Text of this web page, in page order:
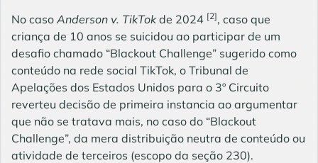
No caso Anderson v. TikTokde 2024 [2], caso que
criança de 10 anos se suicidou ao participar de um
desafio chamado “Blackout Challenge” sugerido como
conteúdo na rede social TikTok, o Tribunal de
Apelações dos Estados Unidos para o 3º Circuito
reverteu decisão de primeira instancia ao argumentar
que não se tratava mais, no caso do “Blackout
Challenge”, da mera distribuição neutra de conteúdo ou
atividade de terceiros (escopo da seção 230).